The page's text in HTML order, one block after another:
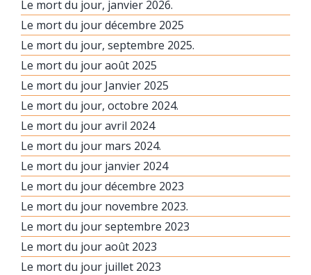
Le mort du jour, janvier 2026.
Le mort du jour décembre 2025
Le mort du jour, septembre 2025.
Le mort du jour août 2025
Le mort du jour Janvier 2025
Le mort du jour, octobre 2024.
Le mort du jour avril 2024
Le mort du jour mars 2024.
Le mort du jour janvier 2024
Le mort du jour décembre 2023
Le mort du jour novembre 2023.
Le mort du jour septembre 2023
Le mort du jour août 2023
Le mort du jour juillet 2023